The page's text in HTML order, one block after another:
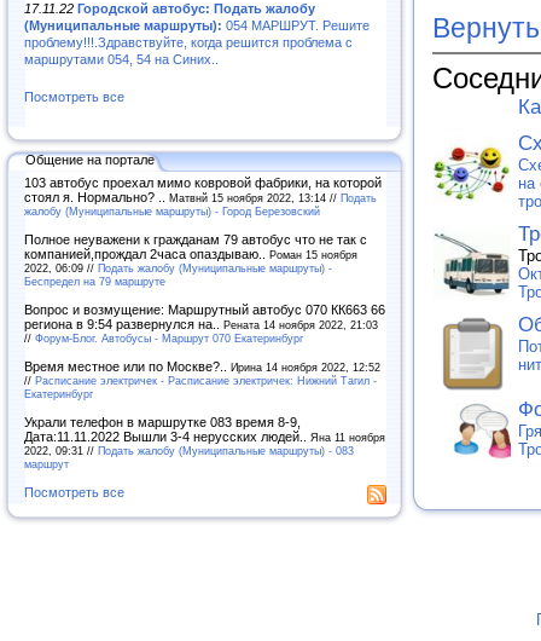
17.11.22 Городской автобус: Подать жалобу
(Муниципальные маршруты): 054 МАРШРУТ. Решите
проблему!!!.Здравствуйте, когда решится проблема с
маршрутами 054, 54 на Синих..
Посмотреть все
Общение на портале
103 автобус проехал мимо ковровой фабрики, на которой
стоял я. Нормально? .. Матвнй 15 ноября 2022, 13:14 // Подать
жалобу (Муниципальные маршруты) - Город Березовский
Полное неуважени к гражданам 79 автобус что не так с
компанией,прождал 2часа опаздываю.. Роман 15 ноября
2022, 06:09 // Подать жалобу (Муниципальные маршруты) -
Беспредел на 79 маршруте
Вопрос и возмущение: Маршрутный автобус 070 КК663 66
региона в 9:54 развернулся на.. Рената 14 ноября 2022, 21:03
// Форум-Блог. Автобусы - Маршрут 070 Екатеринбург
Время местное или по Москве?.. Ирина 14 ноября 2022, 12:52
// Расписание электричек - Расписание электричек: Нижний Тагил -
Екатеринбург
Украли телефон в маршрутке 083 время 8-9,
Дата:11.11.2022 Вышли 3-4 нерусских людей.. Яна 11 ноября
2022, 09:31 // Подать жалобу (Муниципальные маршруты) - 083
маршрут
Посмотреть все
на